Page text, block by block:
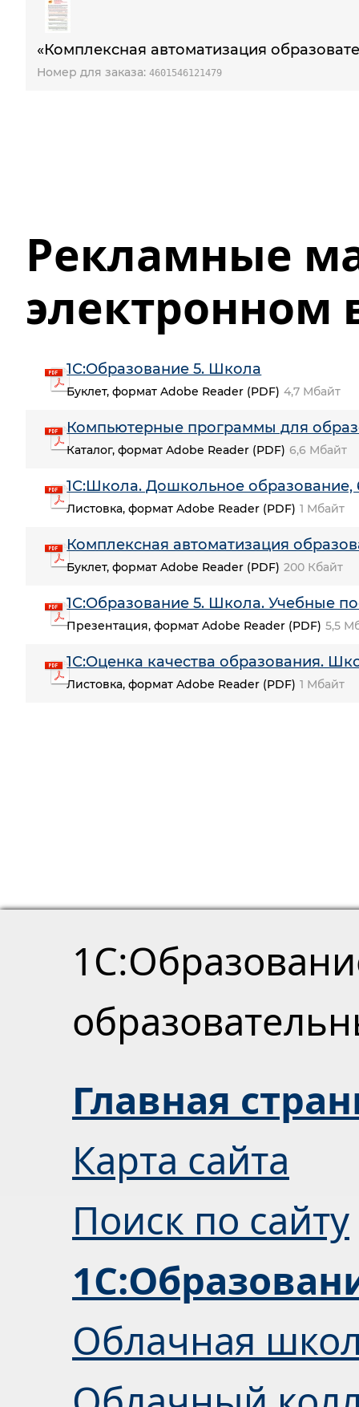
«Комплексная автоматизация
Номер для заказа:4601546121479
Рекламные
электронном
1С:Образование 5. Школа
Буклет, формат Adobe Reader (PDF) 4,7 Мбайт
Компьютерные программы для
Каталог, формат Adobe Reader (PDF) 6,6 Мбайт
1С:Школа. Дошкольное образование,
Листовка, формат Adobe Reader (PDF) 1 Мбайт
Комплексная автоматизация
Буклет, формат Adobe Reader (PDF) 200 Кбайт
1С:Образование 5. Школа. Учебные
Презентация, формат Adobe Reader (PDF) 5,5
1С:Оценка качества образования.
Листовка, формат Adobe Reader (PDF) 1 Мбайт
Главная
Карта сайта
Поиск по сайту
Облачная